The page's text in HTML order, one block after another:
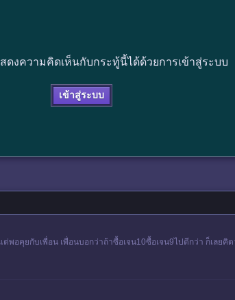
งความคิดเห็นกับกระทู้นี้ได้ด้วยการเข้าสู่ระบบ
เข้าสู่ระบบ
อคุยกับเพื่อน เพื่อนบอกว่าถ้าซื้อเจน10ซื้อเจน9ไปดีกว่า ก็เลยคิ